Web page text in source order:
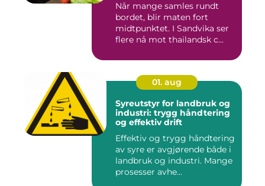
Når mange samles rundt
bordet, blir maten fort
midtpunktet. I Sandvika ser
flere nå mot thailandsk c...
01. aug
Syreutstyr for landbruk og
industri: trygg håndtering
og effektiv drift
Effektiv og trygg håndtering
av syre er avgjørende både i
landbruk og industri. Mange
prosesser avhe...